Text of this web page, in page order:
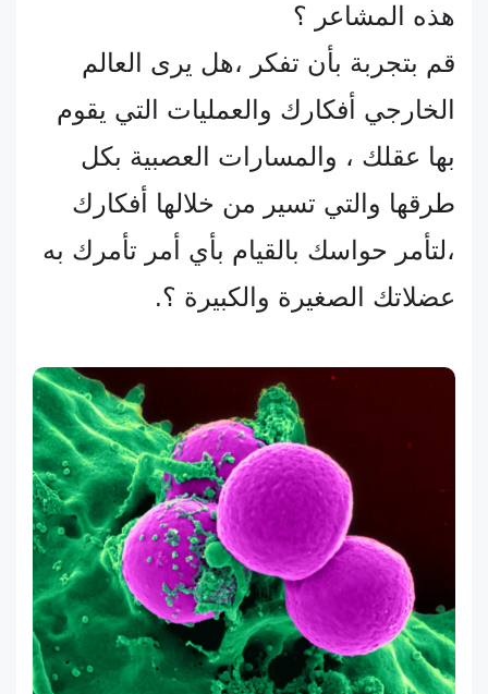
هذه المشاعر ؟
قم بتجربة بأن تفكر ،هل يرى العالم
الخارجي أفكارك والعمليات التي يقوم
بها عقلك ، والمسارات العصبية بكل
طرقها والتي تسير من خلالها أفكارك
،لتأمر حواسك بالقيام بأي أمر تأمرك به
عضلاتك الصغيرة والكبيرة ؟.